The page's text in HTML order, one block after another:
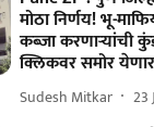
मोठा निर्णय! भू-
कब्जा करणाऱ्यांची
क्लिकवर समोर येणार
Sudesh Mitkar 23